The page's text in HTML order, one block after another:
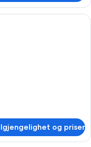
av topp kvalitet, safe på
og priser